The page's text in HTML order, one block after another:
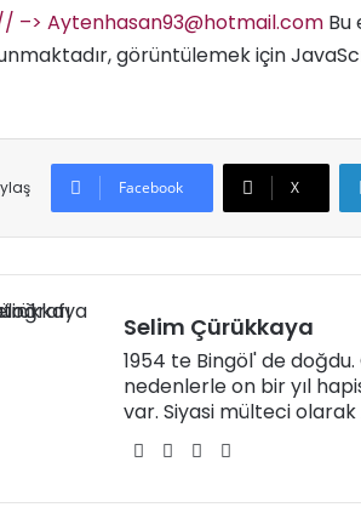
–> Aytenhasan93@hotmail.com Bu
görüntülemek için
Facebook X
Selim Çürükkaya
1954 te Bingöl' de
nedenlerle on bir yıl
var. Siyasi mülteci
W
sit
Fa
bo
X
ub